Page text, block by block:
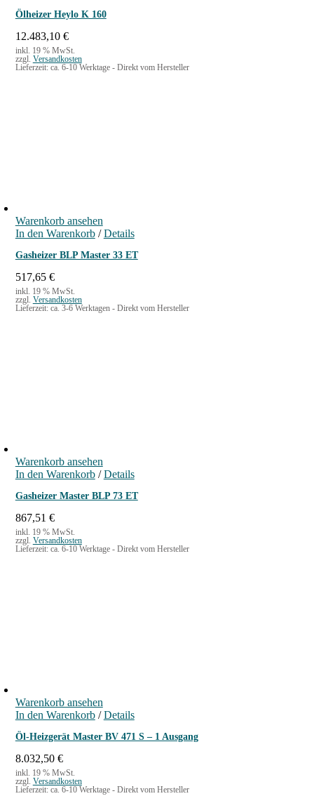
Ölheizer Heylo K 160
12.483,10 €
inkl. 19 % MwSt.
zzgl. Versandkosten
Lieferzeit: ca. 6-10 Werktage - Direkt vom Hersteller
Warenkorb ansehen
In den Warenkorb / Details
Gasheizer BLP Master 33 ET
517,65 €
inkl. 19 % MwSt.
zzgl. Versandkosten
Lieferzeit: ca. 3-6 Werktagen - Direkt vom Hersteller
Warenkorb ansehen
In den Warenkorb / Details
Gasheizer Master BLP 73 ET
867,51 €
inkl. 19 % MwSt.
zzgl. Versandkosten
Lieferzeit: ca. 6-10 Werktage - Direkt vom Hersteller
Warenkorb ansehen
In den Warenkorb / Details
Öl-Heizgerät Master BV 471 S – 1 Ausgang
8.032,50 €
inkl. 19 % MwSt.
zzgl. Versandkosten
Lieferzeit: ca. 6-10 Werktage - Direkt vom Hersteller